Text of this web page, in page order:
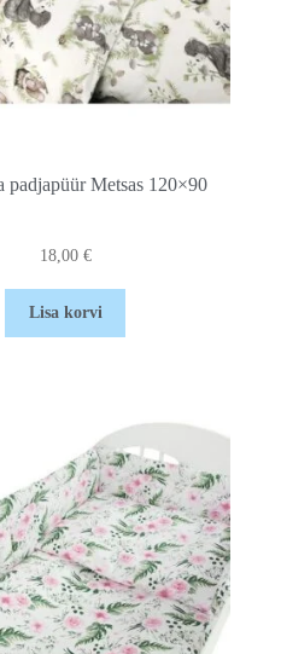
padjapüür Metsas 120×90
18,00 €
Lisa korvi